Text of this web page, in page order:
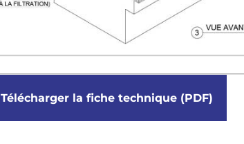
Télécharger la fiche technique (PDF)